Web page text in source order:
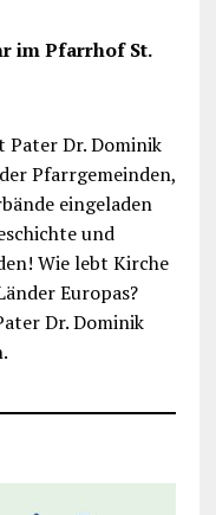
im Pfarrhof St.
Pater Dr. Dominik
Pfarrgemeinden,
eingeladen
und
Wie lebt Kirche
Europas?
Dr. Dominik